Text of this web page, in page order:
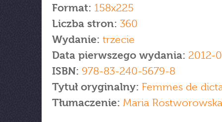
Format: 158x225
Liczba stron: 360
Wydanie: trzecie
Data pierwszego wydania: 2012-
ISBN: 978-83-240-5679-8
Tytuł oryginalny: Femmes de
Tłumaczenie: Maria Rostworowska